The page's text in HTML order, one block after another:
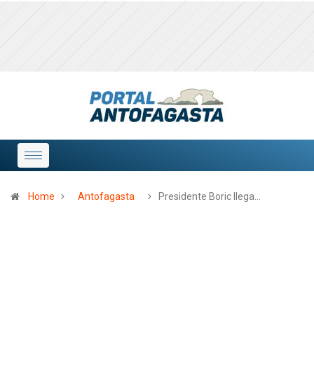
Home Antofagasta Presidente Boric llega…